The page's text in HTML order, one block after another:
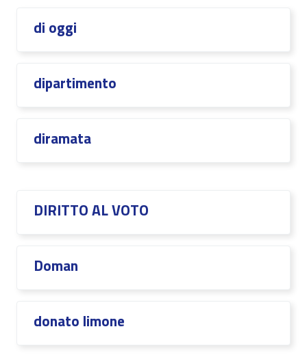
di oggi
dipartimento
diramata
DIRITTO AL VOTO
Doman
donato limone